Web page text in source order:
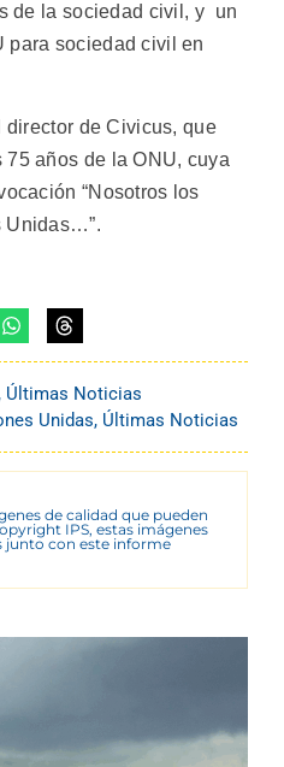
de la sociedad civil, y un
para sociedad civil en
director de Civicus, que
años de la ONU, cuya
“Nosotros los
Unidas…”.
Últimas Noticias
Unidas, Últimas Noticias
de calidad que pueden
IPS, estas imágenes
junto con este informe